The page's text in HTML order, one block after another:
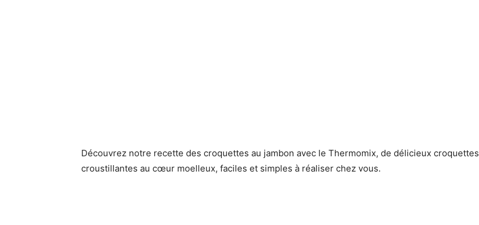
Découvrez notre recette des croquettes au jambon avec le Thermomix, de délicieux croquettes
croustillantes au cœur moelleux, faciles et simples à réaliser chez vous.